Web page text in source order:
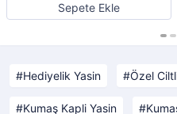
Sepete Ekle
Hediyelik Yasin Özel
Kumaş Kapli Yasin